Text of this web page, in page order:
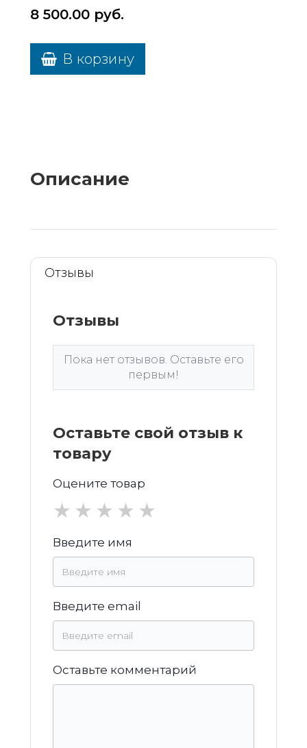
8 500.00 руб.
В корзину
Описание
Отзывы
Отзывы
Пока нет отзывов. Оставьте его
первым!
Оставьте свой отзыв к
товару
Оцените товар
★
★
★
★
★
Введите имя
Введите email
Оставьте комментарий